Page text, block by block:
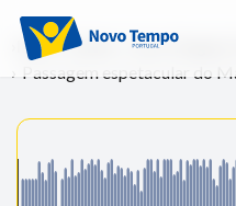
Início Rádio
Uma Viagem
Passagem espetacular do